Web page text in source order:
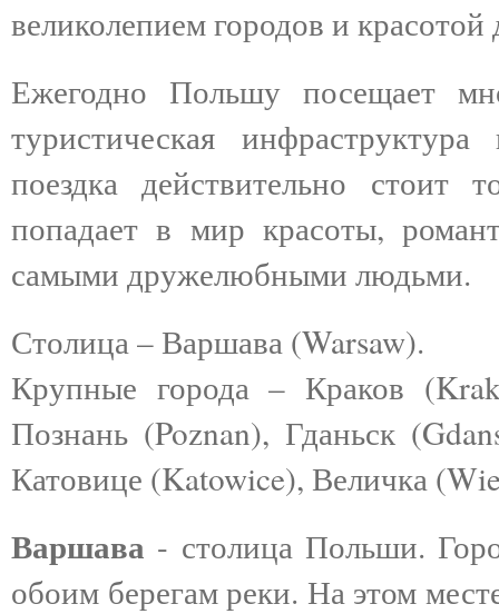
великолепием городов и
Ежегодно Польшу посещает
туристическая
поездка действительно
попадает в мир красоты,
самыми дружелюбными людьми.
Столица – Варшава (Warsaw).
Крупные города – Краков
Познань (Poznan), Гданьск
Катовице (Katowice), Величка
Варшава - столица Польши.
обоим берегам реки. На этом